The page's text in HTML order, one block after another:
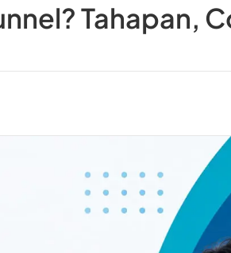
Tahapan,